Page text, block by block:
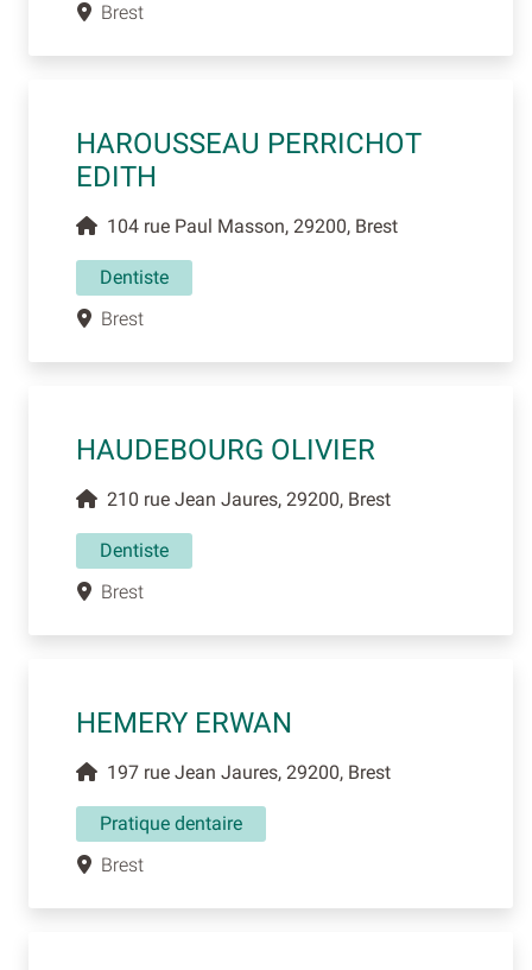
Brest
HAROUSSEAU PERRICHOT
EDITH
104 rue Paul Masson, 29200, Brest
Dentiste
Brest
HAUDEBOURG OLIVIER
210 rue Jean Jaures, 29200, Brest
Dentiste
Brest
HEMERY ERWAN
197 rue Jean Jaures, 29200, Brest
Pratique dentaire
Brest